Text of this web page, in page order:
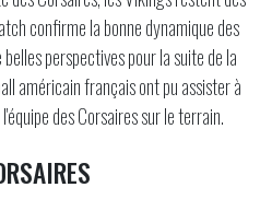
confirme la bonne dynamique des
perspectives pour la suite de la
américain français ont pu assister à
des Corsaires sur le terrain.